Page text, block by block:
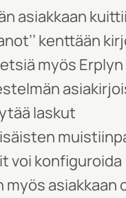
asiakkaan
kenttään
myös Erplyn
laskut
voi konfiguroida
myös asiakkaan